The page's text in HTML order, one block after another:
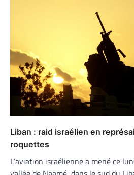
Liban : raid israélien en
roquettes
L’aviation israélienne a mené ce